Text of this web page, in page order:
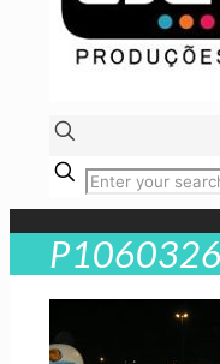
P1060326